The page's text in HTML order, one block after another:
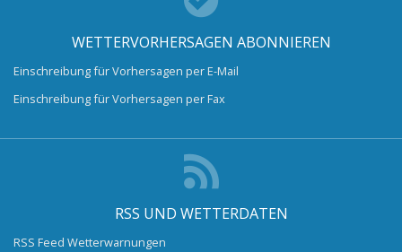
WETTERVORHERSAGEN ABONNIEREN
Einschreibung für Vorhersagen per E-Mail
Einschreibung für Vorhersagen per Fax
RSS UND WETTERDATEN
RSS Feed Wetterwarnungen